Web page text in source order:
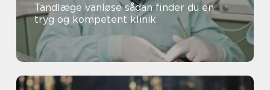
Tandlæge vanløse sådan finder du en
tryg og kompetent klinik